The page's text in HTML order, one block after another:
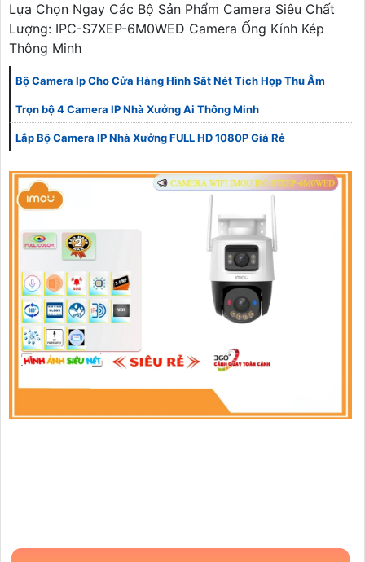
Lựa Chọn Ngay Các Bộ Sản Phẩm Camera Siêu Chất
Lượng: IPC-S7XEP-6M0WED Camera Ống Kính Kép
Thông Minh
Bộ Camera Ip Cho Cửa Hàng Hình Sắt Nét Tích Hợp Thu Âm
Trọn bộ 4 Camera IP Nhà Xưởng Ai Thông Minh
Lắp Bộ Camera IP Nhà Xưởng FULL HD 1080P Giá Rẻ